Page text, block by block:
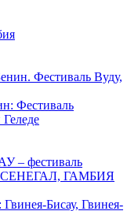
Фестиваль Вуду,
Фестиваль
– фестиваль
СЕНЕГАЛ, ГАМБИЯ
Бисау, Гвинея-